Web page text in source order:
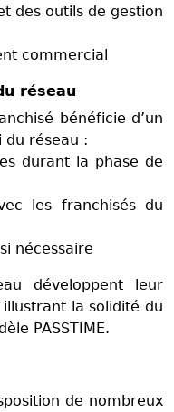
des outils de gestion
commercial
réseau
bénéficie d’un
du réseau :
durant la phase de
les franchisés du
nécessaire
développent leur
la solidité du
PASSTIME.
de nombreux